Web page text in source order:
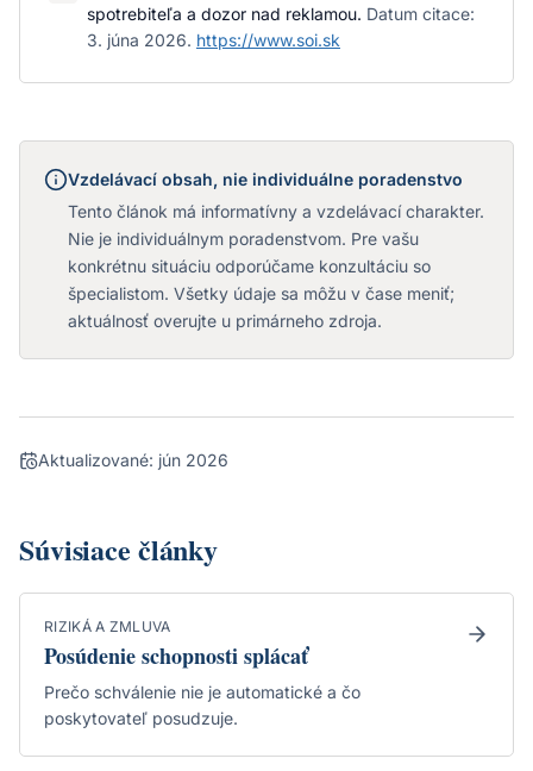
spotrebiteľa a dozor nad reklamou. Datum citace:
3. júna 2026. https://www.soi.sk
Vzdelávací obsah, nie individuálne poradenstvo
Tento článok má informatívny a vzdelávací charakter.
Nie je individuálnym poradenstvom. Pre vašu
konkrétnu situáciu odporúčame konzultáciu so
špecialistom. Všetky údaje sa môžu v čase meniť;
aktuálnosť overujte u primárneho zdroja.
Aktualizované: jún 2026
Súvisiace články
RIZIKÁ A ZMLUVA
Posúdenie schopnosti splácať
Prečo schválenie nie je automatické a čo
poskytovateľ posudzuje.